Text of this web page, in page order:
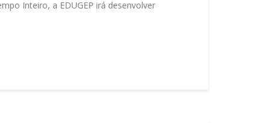
Inteiro, a EDUGEP irá desenvolver